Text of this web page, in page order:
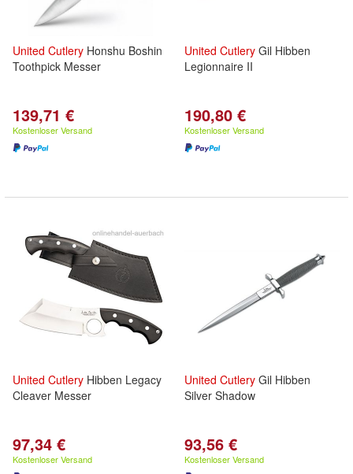
United Cutlery Honshu Boshin
Toothpick Messer
139,71 €
Kostenloser Versand
United Cutlery Gil Hibben
Legionnaire II
190,80 €
Kostenloser Versand
United Cutlery Hibben Legacy
Cleaver Messer
97,34 €
Kostenloser Versand
United Cutlery Gil Hibben
Silver Shadow
93,56 €
Kostenloser Versand